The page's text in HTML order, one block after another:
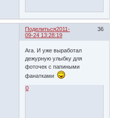
Поделиться 36
2011-
09-24 13:28:19
Ага. И уже выработал
дежурную улыбку для
фоточек с папиными
фанатками
0